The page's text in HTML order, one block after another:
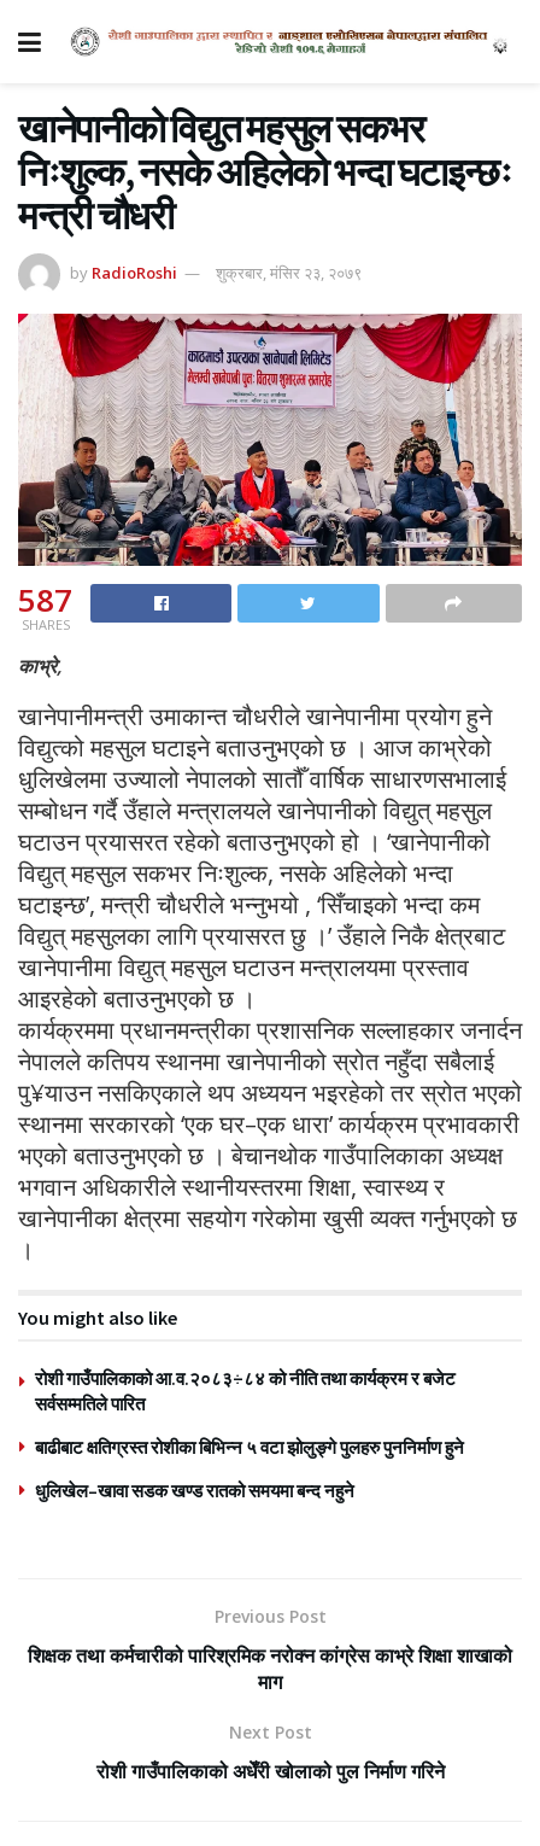
खानेपानीको विद्युत महसुल सकभर
निःशुल्क, नसके अहिलेको भन्दा घटाइन्छः
मन्त्री चौधरी
by RadioRoshi शुक्रबार, मंसिर २३, २०७९
587
SHARES
काभ्रे,
खानेपानीमन्त्री उमाकान्त चौधरीले खानेपानीमा प्रयोग हुने
विद्युत्को महसुल घटाइने बताउनुभएको छ । आज काभ्रेको
धुलिखेलमा उज्यालो नेपालको सातौँ वार्षिक साधारणसभालाई
सम्बोधन गर्दै उँहाले मन्त्रालयले खानेपानीको विद्युत् महसुल
घटाउन प्रयासरत रहेको बताउनुभएको हो । ‘खानेपानीको
विद्युत् महसुल सकभर निःशुल्क, नसके अहिलेको भन्दा
घटाइन्छ’, मन्त्री चौधरीले भन्नुभयो , ‘सिँचाइको भन्दा कम
विद्युत् महसुलका लागि प्रयासरत छु ।’ उँहाले निकै क्षेत्रबाट
खानेपानीमा विद्युत् महसुल घटाउन मन्त्रालयमा प्रस्ताव
आइरहेको बताउनुभएको छ ।
कार्यक्रममा प्रधानमन्त्रीका प्रशासनिक सल्लाहकार जनार्दन
नेपालले कतिपय स्थानमा खानेपानीको स्रोत नहुँदा सबैलाई
पु¥याउन नसकिएकाले थप अध्ययन भइरहेको तर स्रोत भएको
स्थानमा सरकारको ‘एक घर–एक धारा’ कार्यक्रम प्रभावकारी
भएको बताउनुभएको छ । बेचानथोक गाउँपालिकाका अध्यक्ष
भगवान अधिकारीले स्थानीयस्तरमा शिक्षा, स्वास्थ्य र
खानेपानीका क्षेत्रमा सहयोग गरेकोमा खुसी व्यक्त गर्नुभएको छ
।
You might also like
रोशी गाउँपालिकाको आ.व.२०८३÷८४ को नीति तथा कार्यक्रम र बजेट
सर्वसम्मतिले पारित
बाढीबाट क्षतिग्रस्त रोशीका बिभिन्न ५ वटा झोलुङ्गे पुलहरु पुननिर्माण हुने
धुलिखेल–खावा सडक खण्ड रातको समयमा बन्द नहुने
Previous Post
शिक्षक तथा कर्मचारीको पारिश्रमिक नरोक्न कांग्रेस काभ्रे शिक्षा शाखाको
माग
Next Post
रोशी गाउँपालिकाको अधेँरी खोलाको पुल निर्माण गरिने